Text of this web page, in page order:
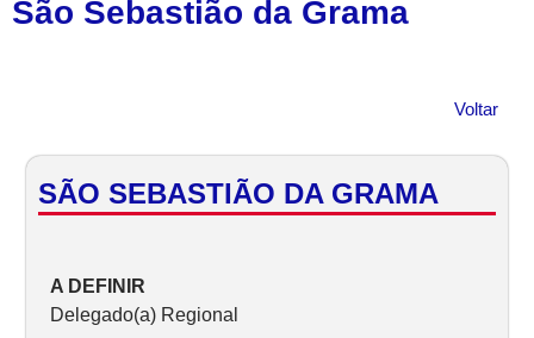
São Sebastião da Grama
Voltar
SÃO SEBASTIÃO DA GRAMA
A DEFINIR
Delegado(a) Regional